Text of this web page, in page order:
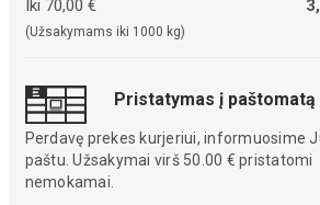
Iki 70,00 €
(Užsakymams iki 1000 kg)
Pristatymas į paštomatą
Perdavę prekes kurjeriui, informuosime
paštu. Užsakymai virš 50.00 € pristatomi
nemokamai.